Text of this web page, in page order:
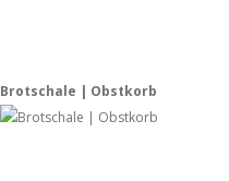
Brotschale | Obstkorb